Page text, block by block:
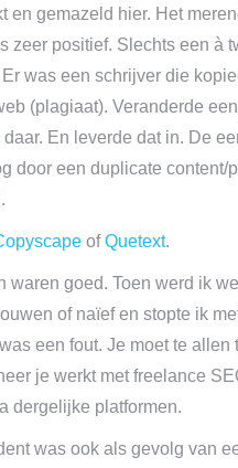
en gemazeld hier. Het
zeer positief. Slechts een à
was een schrijver die
(plagiaat). Veranderde
En leverde dat in. De
door een duplicate content/
ofQuetext.
waren goed. Toen werd ik
of naïef en stopte ik
een fout. Je moet te allen
je werkt met freelance
dergelijke platformen.
was ook als gevolg van